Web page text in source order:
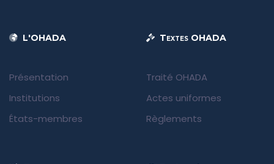
L'OHADA
Présentation
Institutions
États-membres
Textes OHADA
Traité OHADA
Actes uniformes
Règlements